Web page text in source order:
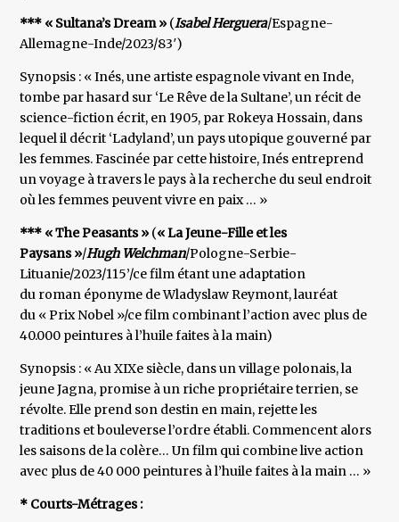
*** « Sultana’s Dream » (Isabel Herguera/Espagne-
Allemagne-Inde/2023/83′)
Synopsis : « Inés, une artiste espagnole vivant en Inde,
tombe par hasard sur ‘Le Rêve de la Sultane’, un récit de
science-fiction écrit, en 1905, par Rokeya Hossain, dans
lequel il décrit ‘Ladyland’, un pays utopique gouverné par
les femmes. Fascinée par cette histoire, Inés entreprend
un voyage à travers le pays à la recherche du seul endroit
où les femmes peuvent vivre en paix … »
*** « The Peasants » (« La Jeune-Fille et les
Paysans »/Hugh Welchman/Pologne-Serbie-
Lituanie/2023/115’/ce film étant une adaptation
du roman éponyme de Wladyslaw Reymont, lauréat
du « Prix Nobel »/ce film combinant l’action avec plus de
40.000 peintures à l’huile faites à la main)
Synopsis : « Au XIXe siècle, dans un village polonais, la
jeune Jagna, promise à un riche propriétaire terrien, se
révolte. Elle prend son destin en main, rejette les
traditions et bouleverse l’ordre établi. Commencent alors
les saisons de la colère… Un film qui combine live action
avec plus de 40 000 peintures à l’huile faites à la main … »
* Courts-Métrages :